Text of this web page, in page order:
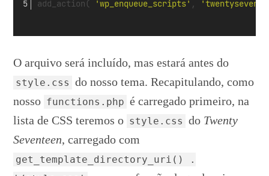
add_action(
'wp_enqueue_scripts'
O arquivo será incluído, mas estará antes do
style.css do nosso tema. Recapitulando, como
nosso functions.php é carregado primeiro, na
lista de CSS teremos o style.css do Twenty
Seventeen, carregado com
get_template_directory_uri() .